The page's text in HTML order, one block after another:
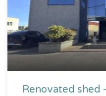
Renovated shed